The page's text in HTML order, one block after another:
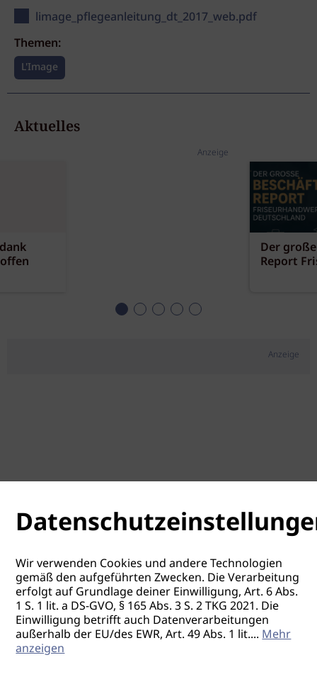
limage_pflegeanleitung_dt_2017_web.pdf
Themen:
L'Image
Aktuelles
Anzeige
Der
Report
Anzeige
Wir verwenden Cookies und andere Technologien
gemäß den aufgeführten Zwecken. Die Verarbeitung
erfolgt auf Grundlage deiner Einwilligung, Art. 6 Abs.
1 S. 1 lit. a DS-GVO, § 165 Abs. 3 S. 2 TKG 2021. Die
Einwilligung betrifft auch Datenverarbeitungen
außerhalb der EU/des EWR, Art. 49 Abs. 1 lit....Mehr
anzeigen